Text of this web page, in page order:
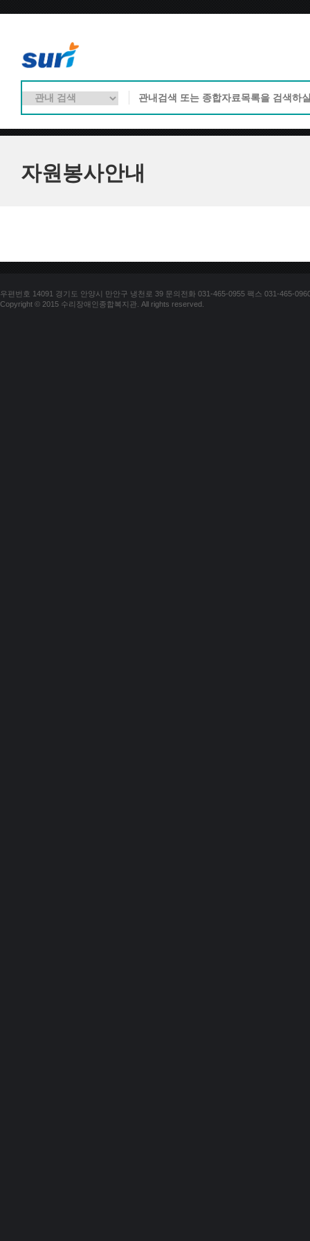
자원봉사안내
우편번호 14091 경기도 안양시 만안구 냉천로 39 문의전화 031-465-0955 팩스 031-465-
Copyright © 2015 수리장애인종합복지관. All rights reserved.